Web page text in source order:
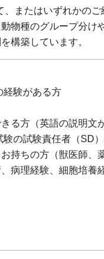
、またはいずれかのご
物種のグループ分け
構築しています。
経験がある方
きる方（英語の説明文
験の試験責任者（SD
お持ちの方（獣医師、
、病理経験、細胞培養